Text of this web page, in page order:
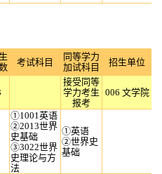
考试科目
同等学力
加试科目
招生单位
接受同等
学力考生
报考
006 文学院
①1001英语
②2013世界
史基础
③3022世界
史理论与方
法
①英语
②世界史
基础